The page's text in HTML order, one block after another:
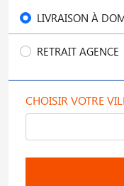
LIVRAISON À
RETRAIT AGENCE
CHOISIR VOTRE